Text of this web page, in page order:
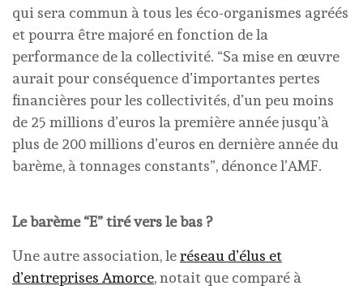
qui sera commun à tous les éco-organismes agréés
et pourra être majoré en fonction de la
performance de la collectivité. “Sa mise en œuvre
aurait pour conséquence d’importantes pertes
financières pour les collectivités, d’un peu moins
de 25 millions d’euros la première année jusqu’à
plus de 200 millions d’euros en dernière année du
barème, à tonnages constants”, dénonce l’AMF.
Le barème “E” tiré vers le bas ?
Une autre association, leréseau d’élus et
d’entreprises Amorce, notait que comparé à